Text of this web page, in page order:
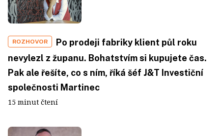
ROZHOVOR
Po prodeji fabriky klient půl roku
nevylezl z županu. Bohatstvím si kupujete čas.
Pak ale řešíte, co s ním, říká šéf J&T Investiční
společnosti Martinec
15 minut čtení